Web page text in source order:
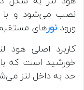
نصب می‌شود و با
ورود نورهای مستقیم
کاربرد اصلی هود
خورشید است که
حد به داخل لنز